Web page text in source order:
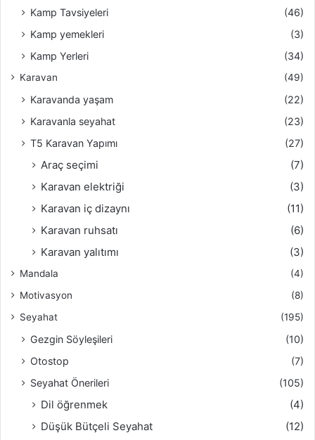
Kamp Tavsiyeleri
(46)
Kamp yemekleri
(3)
Kamp Yerleri
(34)
Karavan (49)
Karavanda yaşam
(22)
Karavanla seyahat
(23)
T5 Karavan Yapımı
(27)
Araç seçimi
(7)
Karavan elektriği
(3)
Karavan iç dizaynı
(11)
Karavan ruhsatı
(6)
Karavan yalıtımı
(3)
Mandala
(4)
Motivasyon
(8)
Seyahat
(195)
Gezgin Söyleşileri
(10)
Otostop
(7)
Seyahat Önerileri
(105)
Dil öğrenmek
(4)
Düşük Bütçeli Seyahat
(12)